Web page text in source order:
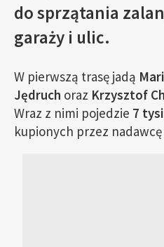
do sprzątania
garaży i ulic.
W pierwszą trasę jadą
Jędruch oraz Krzysztof
Wraz z nimi pojedzie 7
kupionych przez nadawcę